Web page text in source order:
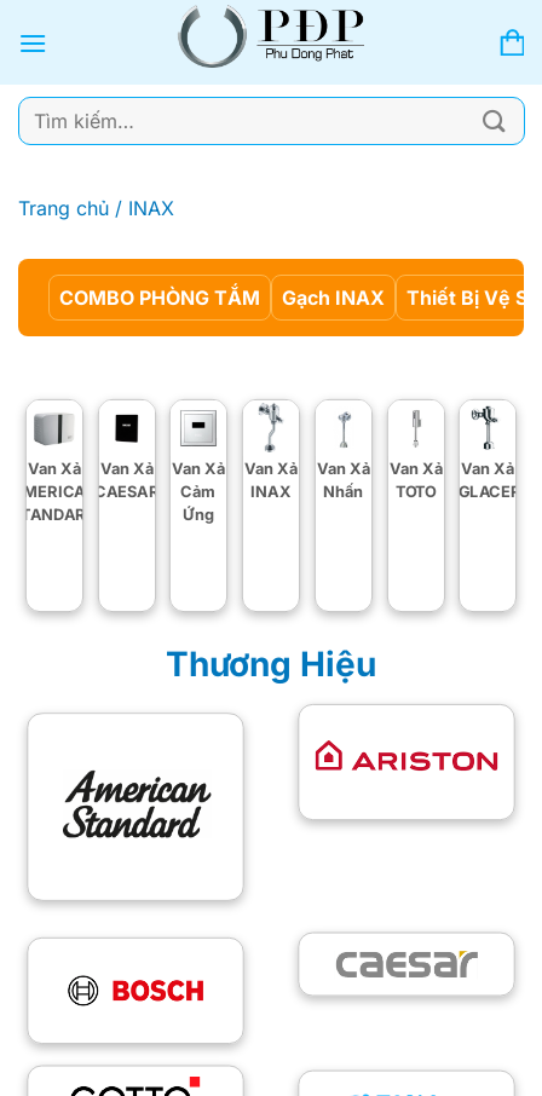
qua
dung
Tìm
kiếm:
Trang chủ / INAX
COMBO PHÒNG TẮM Gạch INAX Thiết Bị Vệ
Van Xả
AMERICAN
STANDARD
Van Xả
CAESAR
Van Xả
Cảm
Ứng
Van Xả
INAX
Van Xả
Nhấn
Van Xả
TOTO
Van Xả
VIGLACERA
Thương Hiệu